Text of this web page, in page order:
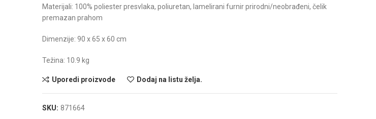
Materijali: 100% poliester presvlaka, poliuretan, lamelirani furnir prirodni/neobrađeni, čelik
premazan prahom
Dimenzije: 90 x 65 x 60 cm
Težina: 10.9 kg
Uporedi proizvode Dodaj na listu želja.
SKU: 871664